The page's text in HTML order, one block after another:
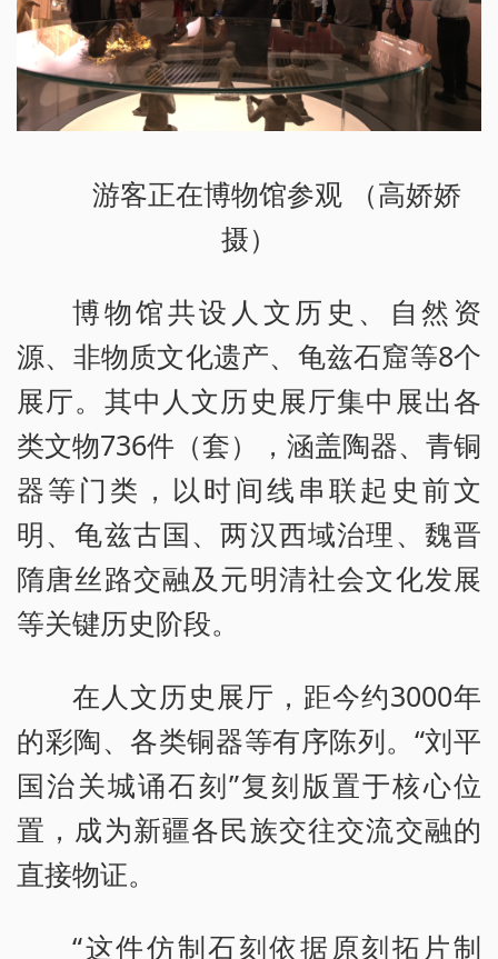
游客正在博物馆参观 （高娇娇
摄）
博物馆共设人文历史、自然资
源、非物质文化遗产、龟兹石窟等8个
展厅。其中人文历史展厅集中展出各
类文物736件（套），涵盖陶器、青铜
器等门类，以时间线串联起史前文
明、龟兹古国、两汉西域治理、魏晋
隋唐丝路交融及元明清社会文化发展
等关键历史阶段。
在人文历史展厅，距今约3000年
的彩陶、各类铜器等有序陈列。“刘平
国治关城诵石刻”复刻版置于核心位
置，成为新疆各民族交往交流交融的
直接物证。
“这件仿制石刻依据原刻拓片制